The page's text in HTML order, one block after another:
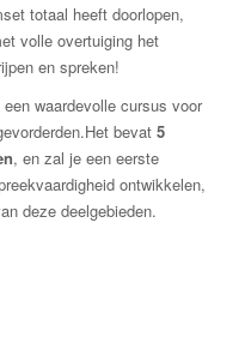
totaal heeft doorlopen,
volle overtuiging het
en spreken!
waardevolle cursus voor
bevat 5
, en zal je een eerste
ontwikkelen,
deze deelgebieden.